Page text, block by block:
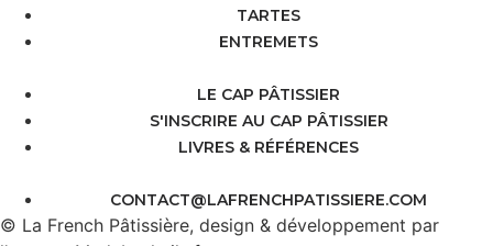
TARTES
ENTREMETS
LE CAP PÂTISSIER
S'INSCRIRE AU CAP PÂTISSIER
LIVRES & RÉFÉRENCES
CONTACT@LAFRENCHPATISSIERE.COM
© La French Pâtissière, design & développement par